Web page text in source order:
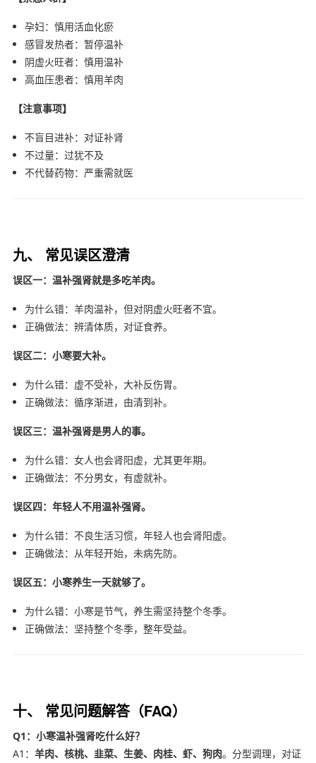
孕妇：慎用活血化瘀
感冒发热者：暂停温补
阴虚火旺者：慎用温补
高血压患者：慎用羊肉
【注意事项】
不盲目进补：对证补肾
不过量：过犹不及
不代替药物：严重需就医
九、 常见误区澄清
误区一：温补强肾就是多吃羊肉。
为什么错：羊肉温补，但对阴虚火旺者不宜。
正确做法：辨清体质，对证食养。
误区二：小寒要大补。
为什么错：虚不受补，大补反伤胃。
正确做法：循序渐进，由清到补。
误区三：温补强肾是男人的事。
为什么错：女人也会肾阳虚，尤其更年期。
正确做法：不分男女，有虚就补。
误区四：年轻人不用温补强肾。
为什么错：不良生活习惯，年轻人也会肾阳虚。
正确做法：从年轻开始，未病先防。
误区五：小寒养生一天就够了。
为什么错：小寒是节气，养生需坚持整个冬季。
正确做法：坚持整个冬季，整年受益。
十、 常见问题解答（FAQ）
Q1：小寒温补强肾吃什么好？
A1： 羊肉、核桃、韭菜、生姜、肉桂、虾、狗肉。分型调理，对证